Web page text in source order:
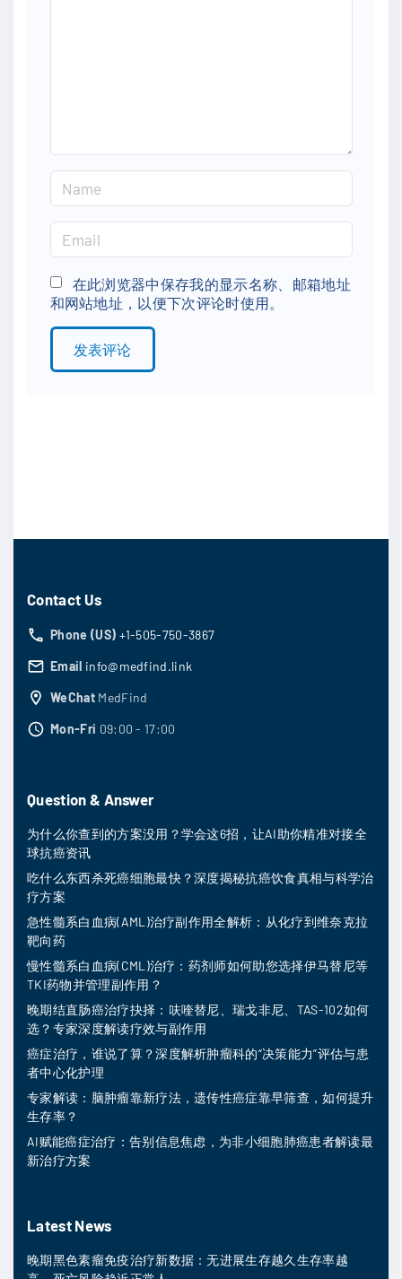
a
e
*
m
a
i
l
在此浏览器中保存我的显示名称、邮箱地址
和网站地址，以便下次评论时使用。
Contact Us
Phone (US) +1-505-750-3867
Email info@medfind.link
WeChat MedFind
Mon-Fri 09:00 - 17:00
Question & Answer
为什么你查到的方案没用？学会这6招，让AI助你精准对接全
球抗癌资讯
吃什么东西杀死癌细胞最快？深度揭秘抗癌饮食真相与科学治
疗方案
急性髓系白血病(AML)治疗副作用全解析：从化疗到维奈克拉
靶向药
慢性髓系白血病(CML)治疗：药剂师如何助您选择伊马替尼等
TKI药物并管理副作用？
晚期结直肠癌治疗抉择：呋喹替尼、瑞戈非尼、TAS-102如何
选？专家深度解读疗效与副作用
癌症治疗，谁说了算？深度解析肿瘤科的“决策能力”评估与患
者中心化护理
专家解读：脑肿瘤靠新疗法，遗传性癌症靠早筛查，如何提升
生存率？
AI赋能癌症治疗：告别信息焦虑，为非小细胞肺癌患者解读最
新治疗方案
Latest News
晚期黑色素瘤免疫治疗新数据：无进展生存越久生存率越